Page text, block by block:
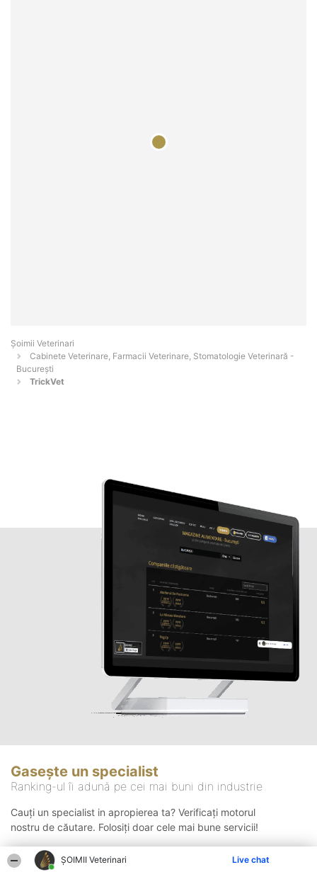
ȘOIMII Veterinari Live chat
Șoimii Veterinari
Cabinete Veterinare, Farmacii Veterinare, Stomatologie Veterinară -
Bucureşti
TrickVet
Gasește un specialist
Ranking-ul îi adună pe cei mai buni din industrie
Cauți un specialist in apropierea ta? Verificați motorul
nostru de căutare. Folosiți doar cele mai bune servicii!